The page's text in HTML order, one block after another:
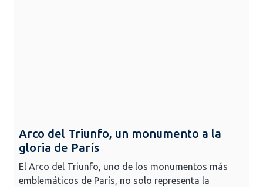
Arco del Triunfo, un monumento a la
gloria de París
El Arco del Triunfo, uno de los monumentos más
emblemáticos de París, no solo representa la